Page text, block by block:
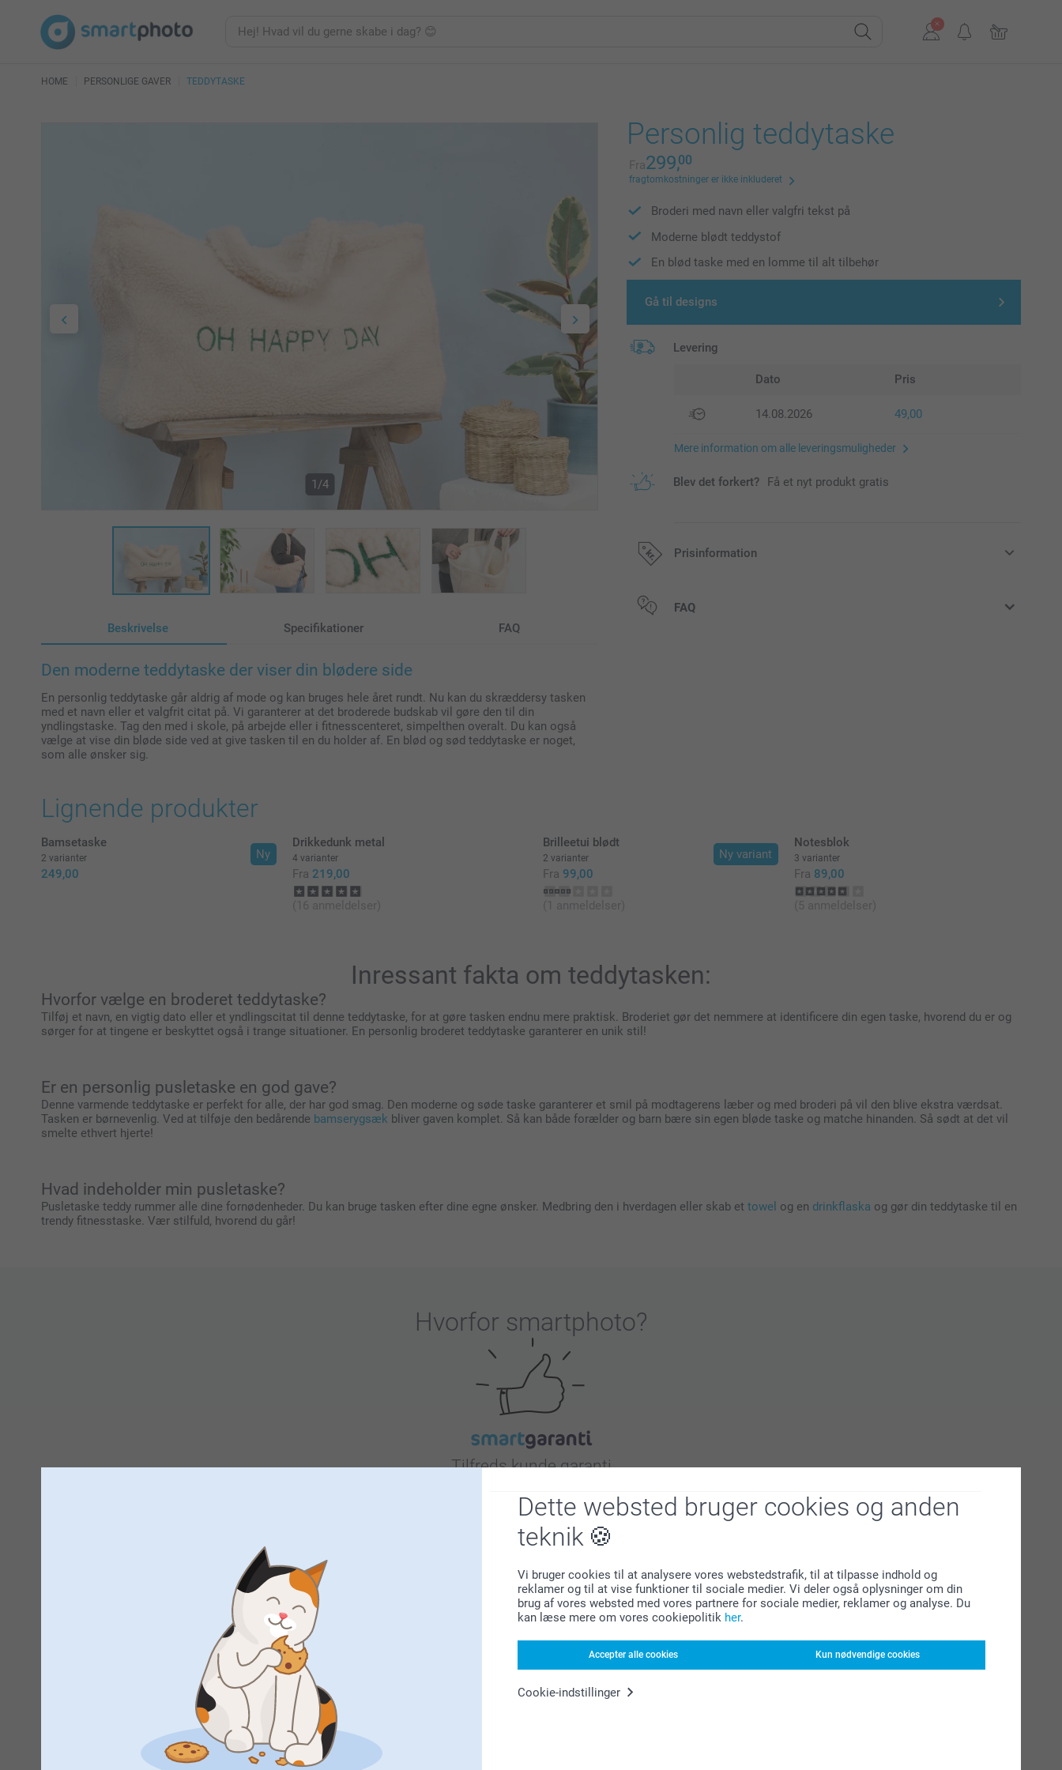
Dette websted bruger cookies og anden
teknik
Vi bruger cookies til at analysere vores webstedstrafik, til at tilpasse indhold og
reklamer og til at vise funktioner til sociale medier. Vi deler også oplysninger om din
brug af vores websted med vores partnere for sociale medier, reklamer og analyse. Du
kan læse mere om vores cookiepolitik her.
Accepter alle cookies Kun nødvendige cookies
Cookie-indstillinger
HOME PERSONLIGE GAVER TEDDYTASKE
1/4
Beskrivelse Specifikationer FAQ
Den moderne teddytaske der viser din blødere side
En personlig teddytaske går aldrig af mode og kan bruges hele året rundt. Nu kan du skræddersy tasken
med et navn eller et valgfrit citat på. Vi garanterer at det broderede budskab vil gøre den til din
yndlingstaske. Tag den med i skole, på arbejde eller i fitnesscenteret, simpelthen overalt. Du kan også
vælge at vise din bløde side ved at give tasken til en du holder af. En blød og sød teddytaske er noget,
som alle ønsker sig.
Personlig teddytaske
Fra299,00
fragtomkostninger er ikke inkluderet
Broderi med navn eller valgfri tekst på
Moderne blødt teddystof
En blød taske med en lomme til alt tilbehør
Gå til designs
Levering
Dato Pris
14.08.2026 49,00
Mere information om alle leveringsmuligheder
Blev det forkert? Få et nyt produkt gratis
Prisinformation
Alle priser inklusive moms og uden forsendelsesomkostninger
FAQ
Lignende produkter
Ny
Bamsetaske
2 varianter
249,00
Drikkedunk metal
4 varianter
Fra 219,00
(16 anmeldelser)
Ny variant
Brilleetui blødt
2 varianter
Fra 99,00
(1 anmeldelser)
Notesblok
3 varianter
Fra 89,00
(5 anmeldelser)
Inressant fakta om teddytasken:
Hvorfor vælge en broderet teddytaske?
Tilføj et navn, en vigtig dato eller et yndlingscitat til denne teddytaske, for at gøre tasken endnu mere praktisk. Broderiet gør det nemmere at identificere din egen taske, hvorend du er og
sørger for at tingene er beskyttet også i trange situationer. En personlig broderet teddytaske garanterer en unik stil!
Er en personlig pusletaske en god gave?
Denne varmende teddytaske er perfekt for alle, der har god smag. Den moderne og søde taske garanterer et smil på modtagerens læber og med broderi på vil den blive ekstra værdsat.
Tasken er børnevenlig. Ved at tilføje den bedårende bamserygsæk bliver gaven komplet. Så kan både forælder og barn bære sin egen bløde taske og matche hinanden. Så sødt at det vil
smelte ethvert hjerte!
Hvad indeholder min pusletaske?
Pusletaske teddy rummer alle dine fornødenheder. Du kan bruge tasken efter dine egne ønsker. Medbring den i hverdagen eller skab et towel og en drinkflaska og gør din teddytaske til en
trendy fitnesstaske. Vær stilfuld, hvorend du går!
Hvorfor smartphoto?
Tilfreds kunde garanti
Bonus på alle dine køb